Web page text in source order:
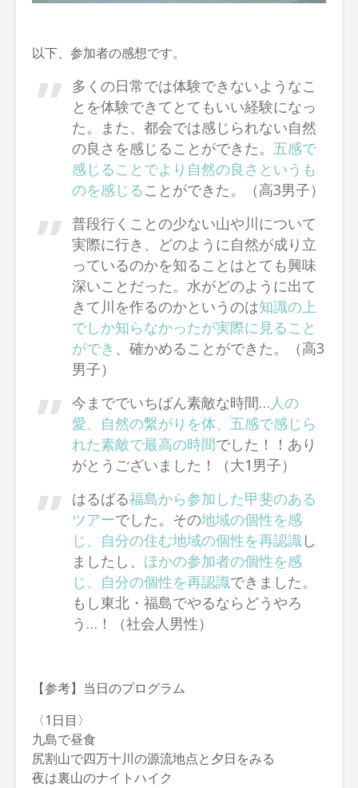
以下、参加者の感想です。
多くの日常では体験できないようなこ
とを体験できてとてもいい経験になっ
た。また、都会では感じられない自然
の良さを感じることができた。 五感で
感じることでより自然の良さというも
のを感じることができた。（高3男子）
普段行くことの少ない山や川について
実際に行き、どのように自然が成り立
っているのかを知ることはとても興味
深いことだった。水がどのように出て
きて川を作るのかというのは知識の上
でしか知らなかったが実際に見ること
ができ 、確かめることができた。（高3
男子）
今まででいちばん素敵な時間… 人の
愛、自然の繋がりを体、五感で感じら
れた素敵で最高の時間でした！！ あり
がとうございました！（大1男子）
はるばる福島から参加した甲斐のある
ツアーでした。その地域の個性を感
じ、自分の住む地域の個性を再認識 し
ましたし、 ほかの参加者の個性を感
じ、自分の個性を再認識できました。
もし東北・福島でやるならどうやろ
う…！（社会人男性）
【参考】当日のプログラム
〈1日目〉
九島で昼食
尻割山で四万十川の源流地点と夕日をみる
夜は裏山のナイトハイク